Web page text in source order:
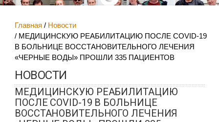
Главная
Новости
МЕДИЦИНСКУЮ РЕАБИЛИТАЦИЮ ПОСЛЕ COVID-19
В БОЛЬНИЦЕ ВОССТАНОВИТЕЛЬНОГО ЛЕЧЕНИЯ
«ЧЕРНЫЕ ВОДЫ» ПРОШЛИ 335 ПАЦИЕНТОВ
НОВОСТИ
МЕДИЦИНСКУЮ РЕАБИЛИТАЦИЮ
ПОСЛЕ COVID-19 В БОЛЬНИЦЕ
ВОССТАНОВИТЕЛЬНОГО ЛЕЧЕНИЯ